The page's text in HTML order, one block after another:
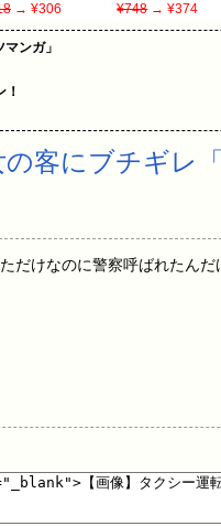
→ ¥306 ¥748→ ¥374
ンガ」
の客にブチギレ
だけなのに警察呼ばれたん